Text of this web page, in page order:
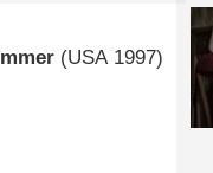
(USA1997)